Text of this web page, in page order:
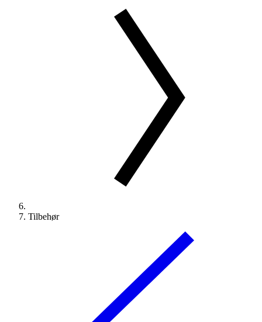
Tilbehør